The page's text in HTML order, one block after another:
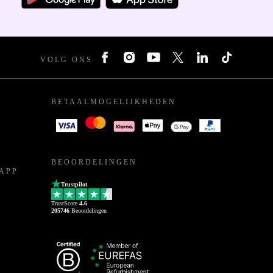
VOLG ONS
BETAALMOGELIJKHEDEN
BEOORDELINGEN
Trustpilot
TrustScore 4.6
205746 Beoordelingen